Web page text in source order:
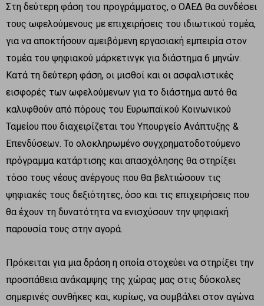
Στη δεύτερη φάση του προγράμματος, ο ΟΑΕΔ θα συνδέσει
τους ωφελούμενους με επιχειρήσεις του ιδιωτικού τομέα,
για να αποκτήσουν αμειβόμενη εργασιακή εμπειρία στον
τομέα του ψηφιακού μάρκετινγκ για διάστημα 6 μηνών.
Κατά τη δεύτερη φάση, οι μισθοί και οι ασφαλιστικές
εισφορές των ωφελούμενων για το διάστημα αυτό θα
καλυφθούν από πόρους του Ευρωπαϊκού Κοινωνικού
Ταμείου που διαχειρίζεται του Υπουργείο Ανάπτυξης &
Επενδύσεων. Το ολοκληρωμένο συγχρηματοδοτούμενο
πρόγραμμα κατάρτισης και απασχόλησης θα στηρίξει
τόσο τους νέους ανέργους που θα βελτιώσουν τις
ψηφιακές τους δεξιότητες, όσο και τις επιχειρήσεις που
θα έχουν τη δυνατότητα να ενισχύσουν την ψηφιακή
παρουσία τους στην αγορά.
Πρόκειται για μια δράση η οποία στοχεύει να στηρίξει την
προσπάθεια ανάκαμψης της χώρας μας στις δύσκολες
σημερινές συνθήκες και, κυρίως, να συμβάλει στον αγώνα